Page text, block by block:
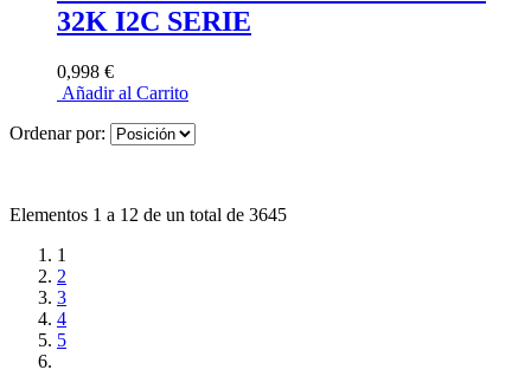
32K I2C SERIE
0,998 €
Añadir al Carrito
Ordenar por:
Elementos 1 a 12 de un total de 3645
1
2
3
4
5